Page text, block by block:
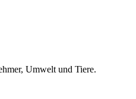
Umwelt und Tiere.